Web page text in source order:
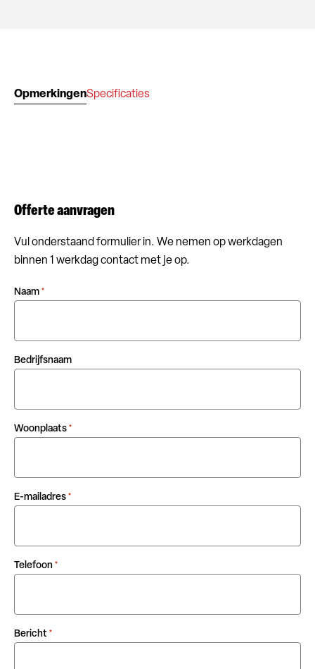
OpmerkingenSpecificaties
Offerte aanvragen
Vul onderstaand formulier in. We nemen op werkdagen
binnen 1 werkdag contact met je op.
Naam *
Bedrijfsnaam
Woonplaats *
E-mailadres *
Telefoon *
Bericht *